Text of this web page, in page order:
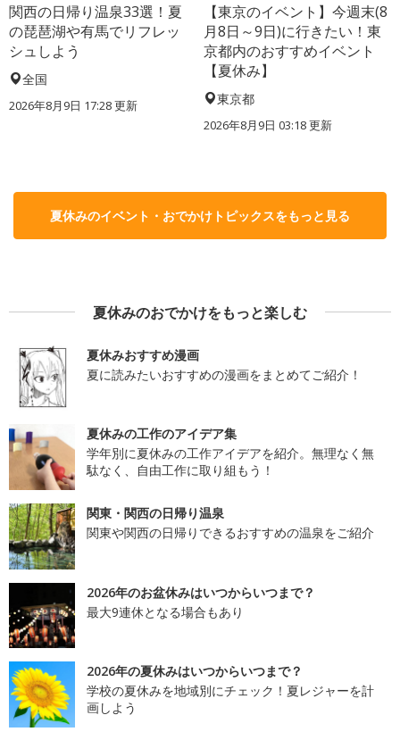
関西の日帰り温泉33選！夏
の琵琶湖や有馬でリフレッ
シュしよう
全国
2026年8月9日 17:28更新
【東京のイベント】今週末(8
月8日～9日)に行きたい！東
京都内のおすすめイベント
【夏休み】
東京都
2026年8月9日 03:18更新
夏休みのイベント・おでかけトピックスをもっと見る
夏休みのおでかけをもっと楽しむ
夏休みおすすめ漫画
夏に読みたいおすすめの漫画をまとめてご紹介！
夏休みの工作のアイデア集
学年別に夏休みの工作アイデアを紹介。無理なく無
駄なく、自由工作に取り組もう！
関東・関西の日帰り温泉
関東や関西の日帰りできるおすすめの温泉をご紹介
2026年のお盆休みはいつからいつまで？
最大9連休となる場合もあり
2026年の夏休みはいつからいつまで？
学校の夏休みを地域別にチェック！夏レジャーを計
画しよう